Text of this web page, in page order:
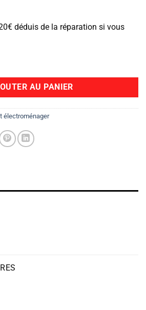
déduis de la réparation si vous
AU PANIER
électroménager